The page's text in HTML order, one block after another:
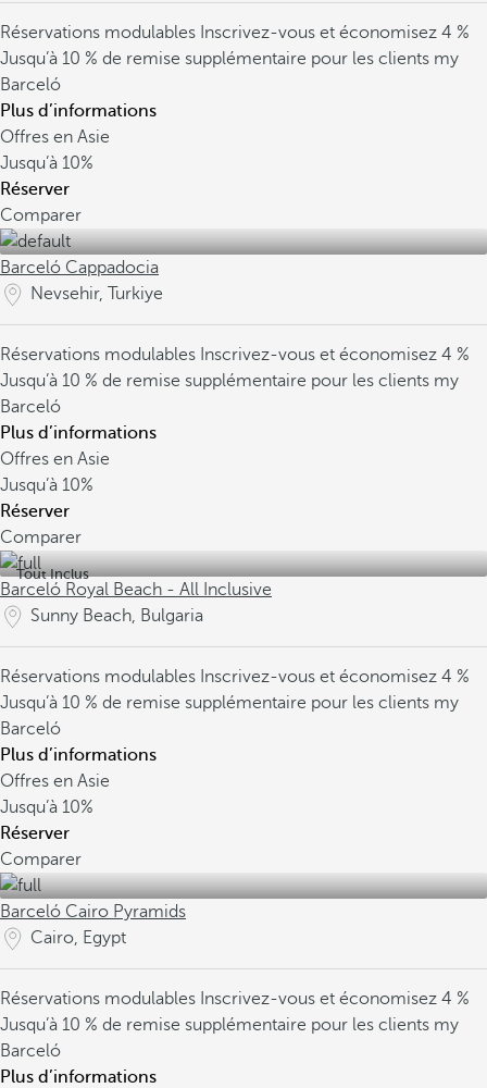
Réservations modulables Inscrivez-vous et économisez 4 %
Jusqu’à 10 % de remise supplémentaire pour les clients my
Barceló
Plus d’informations
Offres en Asie
Jusqu’à 10%
Réserver
Comparer
Barceló Cappadocia
Nevsehir, Turkiye
Réservations modulables Inscrivez-vous et économisez 4 %
Jusqu’à 10 % de remise supplémentaire pour les clients my
Barceló
Plus d’informations
Offres en Asie
Jusqu’à 10%
Réserver
Comparer
Tout Inclus
Barceló Royal Beach - All Inclusive
Sunny Beach, Bulgaria
Réservations modulables Inscrivez-vous et économisez 4 %
Jusqu’à 10 % de remise supplémentaire pour les clients my
Barceló
Plus d’informations
Offres en Asie
Jusqu’à 10%
Réserver
Comparer
Barceló Cairo Pyramids
Cairo, Egypt
Réservations modulables Inscrivez-vous et économisez 4 %
Jusqu’à 10 % de remise supplémentaire pour les clients my
Barceló
Plus d’informations